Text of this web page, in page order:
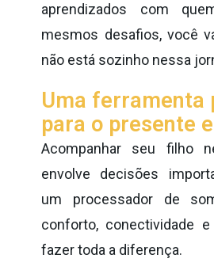
aprendizados com
mesmos desafios, você
não está sozinho nessa
Uma ferramenta
para o presente
Acompanhar seu filho
envolve decisões
um processador de
conforto, conectividade
fazer toda a diferença.